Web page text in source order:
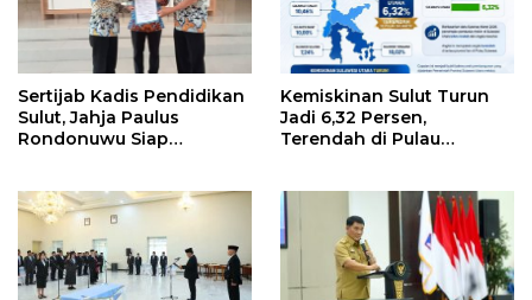
Sertijab Kadis Pendidikan
Sulut, Jahja Paulus
Rondonuwu Siap
Kemiskinan Sulut Turun
Jadi 6,32 Persen,
Terendah di Pulau